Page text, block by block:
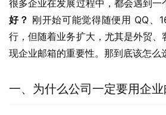
很多企业在发展过程中，都会遇到一
好？ 刚开始可能觉得随便用 QQ、
行，但随着业务扩大，尤其是外贸
现企业邮箱的重要性。那到底该怎么
一、为什么公司一定要用企业